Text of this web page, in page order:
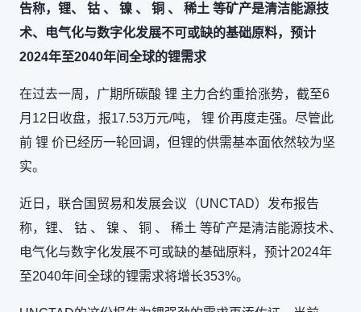
告称，锂、 钴 、 镍 、 铜 、 稀土 等矿产是清洁能源技
术、电气化与数字化发展不可或缺的基础原料，预计
2024年至2040年间全球的锂需求
在过去一周，广期所碳酸 锂 主力合约重拾涨势，截至6
月12日收盘，报17.53万元/吨， 锂 价再度走强。尽管此
前 锂 价已经历一轮回调，但锂的供需基本面依然较为坚
实。
近日，联合国贸易和发展会议（UNCTAD）发布报告
称，锂、 钴 、 镍 、 铜 、 稀土 等矿产是清洁能源技术、
电气化与数字化发展不可或缺的基础原料，预计2024年
至2040年间全球的锂需求将增长353%。